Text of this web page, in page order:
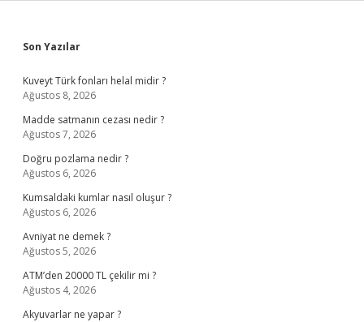
Sidebar
Son Yazılar
Kuveyt Türk fonları helal midir ?
Ağustos 8, 2026
Madde satmanın cezası nedir ?
Ağustos 7, 2026
Doğru pozlama nedir ?
Ağustos 6, 2026
Kumsaldaki kumlar nasıl oluşur ?
Ağustos 6, 2026
Avniyat ne demek ?
Ağustos 5, 2026
ATM’den 20000 TL çekilir mi ?
Ağustos 4, 2026
Akyuvarlar ne yapar ?